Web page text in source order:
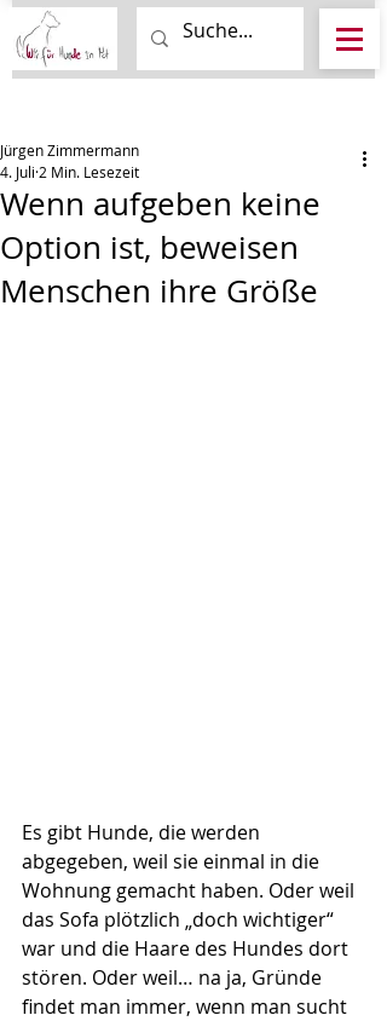
Wenn aufgeben keine
Option ist, beweisen
Menschen ihre Größe
Jürgen Zimmermann
4. Juli 2 Min. Lesezeit
Es gibt Hunde, die werden
abgegeben, weil sie einmal in die
Wohnung gemacht haben. Oder weil
das Sofa plötzlich „doch wichtiger“
war und die Haare des Hundes dort
stören. Oder weil… na ja, Gründe
findet man immer, wenn man sucht